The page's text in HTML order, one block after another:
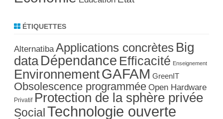
ÉTIQUETTES
Alternatiba Applications concrètes Big
data Dépendance Efficacité Enseignement
EnvironnementGAFAM GreenIT
Obsolescence programmée Open Hardware
Privatif Protection de la sphère privée
Social Technologie ouverte